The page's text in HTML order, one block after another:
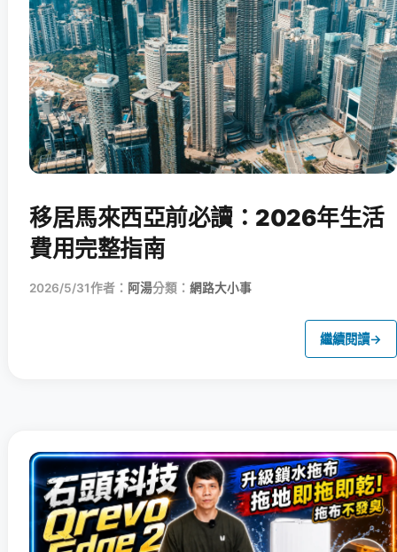
移居馬來西亞前必讀：2026年生活
費用完整指南
2026/5/31作者： 阿湯分類： 網路大小事
繼續閱讀→